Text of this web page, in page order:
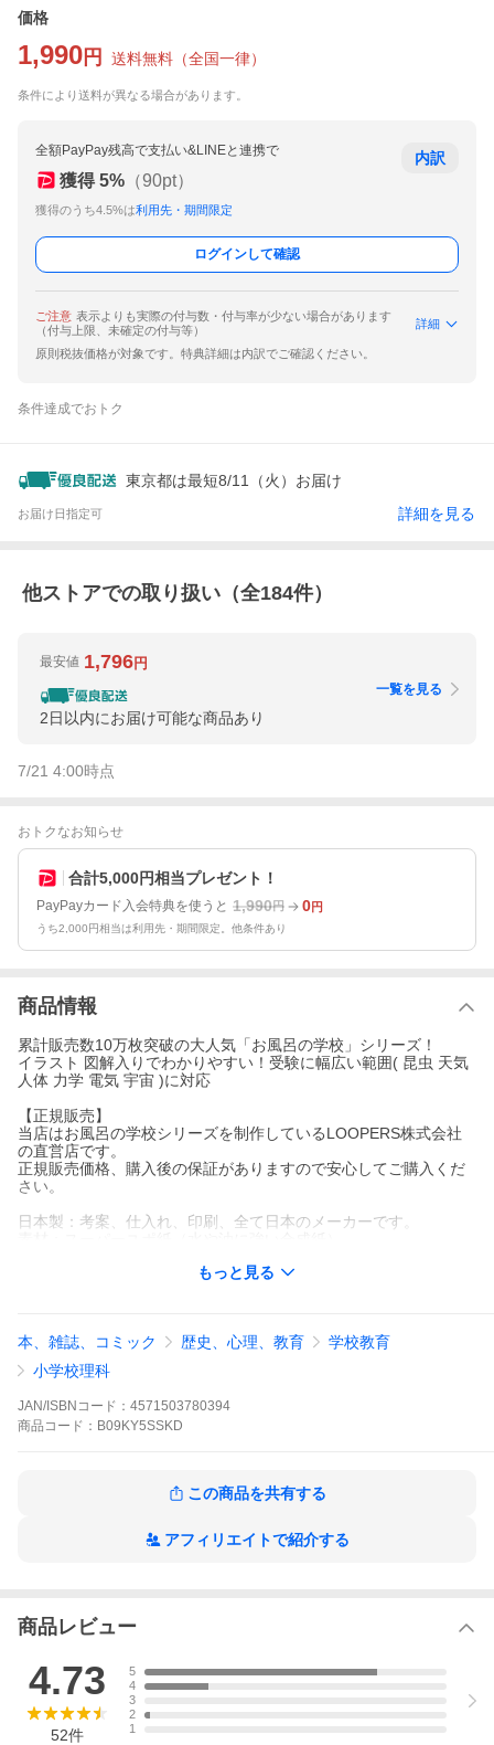
価格
1,990 円 送料無料 （全国一律）
条件により送料が異なる場合があります。
全額PayPay残高で支払い&LINEと連携で
獲得 5% （90pt）
獲得のうち4.5%は利用先・期間限定
内訳
ログインして確認
ご注意 表示よりも実際の付与数・付与率が少ない場合があります
（付与上限、未確定の付与等）
詳細
原則税抜価格が対象です。特典詳細は内訳でご確認ください。
条件達成でおトク
東京都は最短8/11（火）お届け
お届け日指定可 詳細を見る
他ストアでの取り扱い（全184件）
最安値 1,796円
2日以内にお届け可能な商品あり
一覧を見る
7/21 4:00時点
おトクなお知らせ
合計5,000円相当プレゼント！
PayPayカード入会特典を使うと 1,990円 0円
うち2,000円相当は利用先・期間限定。他条件あり
商品情報
累計販売数10万枚突破の大人気「お風呂の学校」シリーズ！
イラスト 図解入りでわかりやすい！受験に幅広い範囲( 昆虫 天気
人体 力学 電気 宇宙 )に対応
【正規販売】
当店はお風呂の学校シリーズを制作しているLOOPERS株式会社
の直営店です。
正規販売価格、購入後の保証がありますので安心してご購入くだ
さい。
日本製：考案、仕入れ、印刷、全て日本のメーカーです。
廃棄方法：ご家庭のゴミとして処分される場合は、各自治体のプ
お手入れ：カビ防止のため2週間に1度程度、剥がして壁のお掃除
をおすすめします。（ポスターには洗剤を付けないようお願いし
ます）
もっと見る
本、雑誌、コミック 歴史、心理、教育
学校教育
小学校理科
JAN/ISBNコード： 4571503780394
商品 コード： B09KY5SSKD
この商品を共有する
アフィリエイトで紹介する
商品レビュー
4.73
52件
5
4
3
2
1